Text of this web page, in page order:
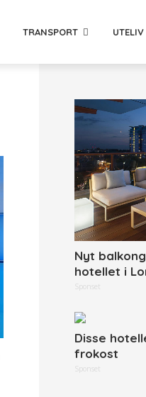
TRANSPORT
Nyt
hotellet i
Sponset
Disse
frokost
Sponset